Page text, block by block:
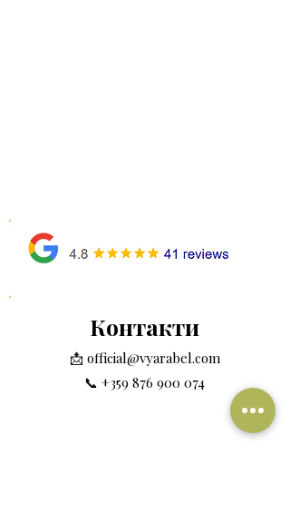
Контакти
📩 official@vyarabel.com
📞 +359 876 900 074